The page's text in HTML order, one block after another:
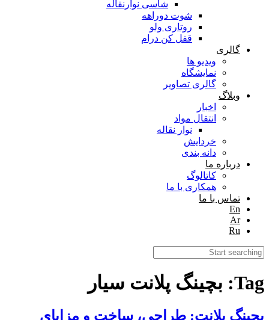
شاسی نوارنقاله
شوت دوراهه
روتاری ولو
قفل کن درام
گالری
ویدیو ها
نمایشگاه
گالری تصاویر
وبلاگ
اخبار
انتقال مواد
نوار نقاله
خردایش
دانه بندی
درباره ما
کاتالوگ
همکاری با ما
تماس با ما
En
Ar
Ru
Tag: بچینگ پلانت سیار
بچینگ پلانت: طراحی، ساخت و مزایای